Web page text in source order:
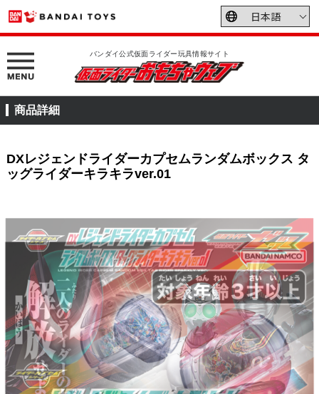
バンダイ公式仮面ライダー玩具情報サイト
商品詳細
DXレジェンドライダーカプセムランダムボックス タ
ッグライダーキラキラver.01